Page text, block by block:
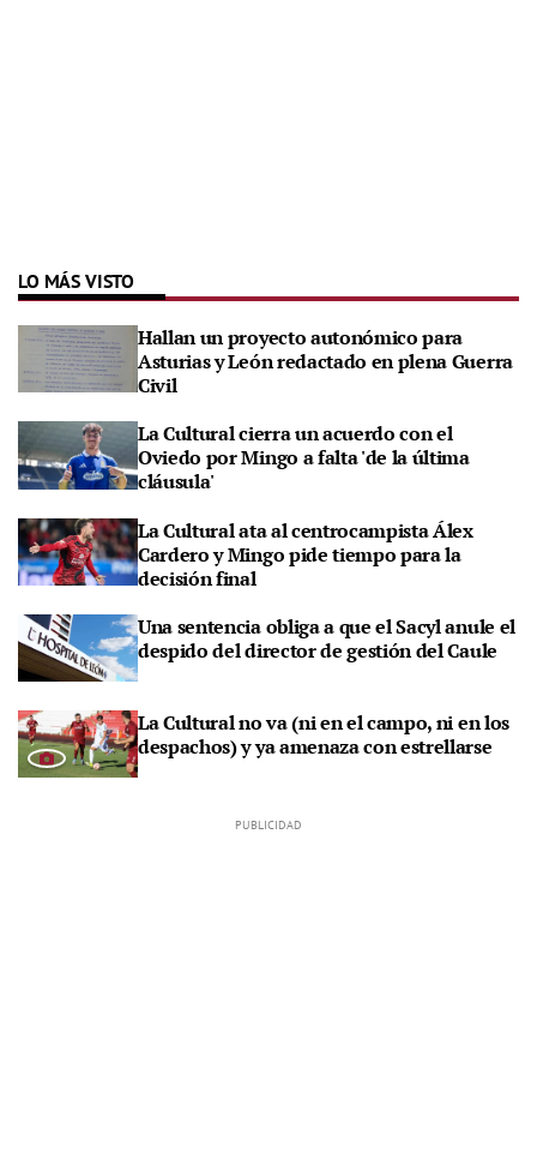
LO MÁS VISTO
Hallan un proyecto autonómico para
Asturias y León redactado en plena Guerra
Civil
La Cultural cierra un acuerdo con el
Oviedo por Mingo a falta 'de la última
cláusula'
La Cultural ata al centrocampista Álex
Cardero y Mingo pide tiempo para la
decisión final
Una sentencia obliga a que el Sacyl anule el
despido del director de gestión del Caule
La Cultural no va (ni en el campo, ni en los
despachos) y ya amenaza con estrellarse